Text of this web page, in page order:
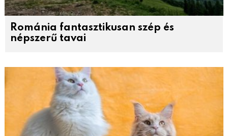
Románia fantasztikusan szép és
népszerű tavai